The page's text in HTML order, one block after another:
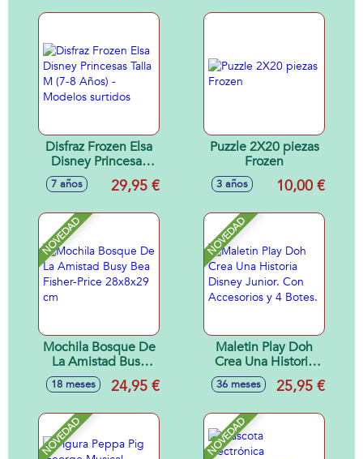
Disfraz Frozen Elsa
Disney Princesas
Talla M (7-8 Años) -
Modelos surtidos
7 años 29,95 €
Puzzle 2X20 piezas
Frozen
3 años 10,00 €
NOVEDAD
Mochila Bosque De
La Amistad Busy
Bea Fisher-Price
28x8x29 cm
18 meses 24,95 €
NOVEDAD
Maletin Play Doh
Crea Una Historia
Disney Junior. Con
Accesorios y 4
36 meses 25,95 €
NOVEDAD NOVEDAD